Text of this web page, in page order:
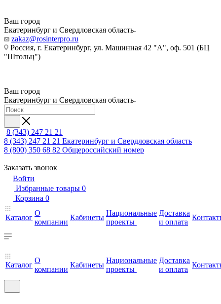
Ваш город
Екатеринбург и Свердловская область
zakaz@rosinterpro.ru
Россия, г. Екатеринбург, ул. Машинная 42 "А", оф. 501 (БЦ
"Штольц")
Ваш город
Екатеринбург и Свердловская область
8 (343) 247 21 21
8 (343) 247 21 21 Екатеринбург и Свердловская область
8 (800) 350 68 82 Общероссийский номер
Заказать звонок
Войти
Избранные товары 0
Корзина 0
Каталог
О
компании
Кабинеты
Национальные
проекты
Доставка
и оплата
Каталог
О
компании
Кабинеты
Национальные
проекты
Доставка
и оплата